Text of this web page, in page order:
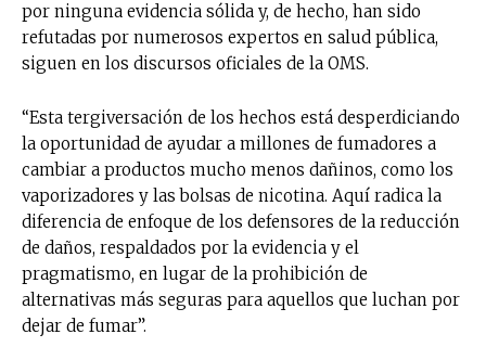
No te pierdas de las
últimas noticias
por ninguna evidencia sólida y, de hecho, han sido
refutadas por numerosos expertos en salud pública,
siguen en los discursos oficiales de la OMS.
“Esta tergiversación de los hechos está desperdiciando
la oportunidad de ayudar a millones de fumadores a
cambiar a productos mucho menos dañinos, como los
vaporizadores y las bolsas de nicotina. Aquí radica la
diferencia de enfoque de los defensores de la reducción
de daños, respaldados por la evidencia y el
pragmatismo, en lugar de la prohibición de
alternativas más seguras para aquellos que luchan por
dejar de fumar”.